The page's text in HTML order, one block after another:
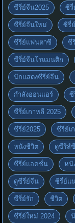
ซีรี่ย์จีน2025 ซีรี่
ซีรี่ย์จีนใหม่ ซีรี่
ซีรี่ย์แฟนตาซี ซี
ซีรี่ย์จีนโรแมนติก
นักแสดงซีรี่ย์จีน
กำลังออนแอร์ ซี
ซีรี่ย์เกาหลี 2025
ซีรี่ย์2025 ซีรี่ย์เ
หนังชีวิต ดูซีรีส์
ซีรี่ย์แอคชั่น หนั
ดูซีรี่ย์จีน ซีรี่ย์แ
ซีรี่ย์รัก ชีวิต
ซีรี่ย์ใหม่ 2024